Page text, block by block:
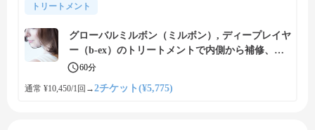
トリートメント
グローバルミルボン（ミルボン）, ディープレイヤ
ー（b-ex）のトリートメントで内側から補修、美
しい艶髪に
60分
通常 ¥10,450/1回 →2チケット(¥5,775)